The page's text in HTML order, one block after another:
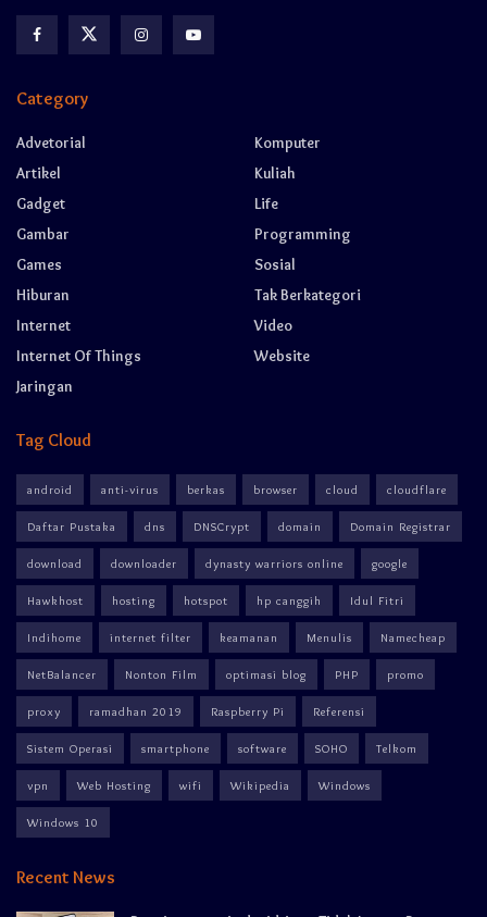
Category
Advetorial
Artikel
Gadget
Gambar
Games
Hiburan
Internet
Internet Of Things
Jaringan
Komputer
Kuliah
Life
Programming
Sosial
Tak Berkategori
Video
Website
Tag Cloud
android anti-virus berkas browser cloud cloudflare
Daftar Pustaka dns DNSCrypt domain Domain Registrar
download downloader dynasty warriors online google
Hawkhost hosting hotspot hp canggih Idul Fitri
Indihome internet filter keamanan Menulis Namecheap
NetBalancer Nonton Film optimasi blog PHP promo
proxy ramadhan 2019 Raspberry Pi Referensi
Sistem Operasi smartphone software SOHO Telkom
vpn Web Hosting wifi Wikipedia Windows
Windows 10
Recent News